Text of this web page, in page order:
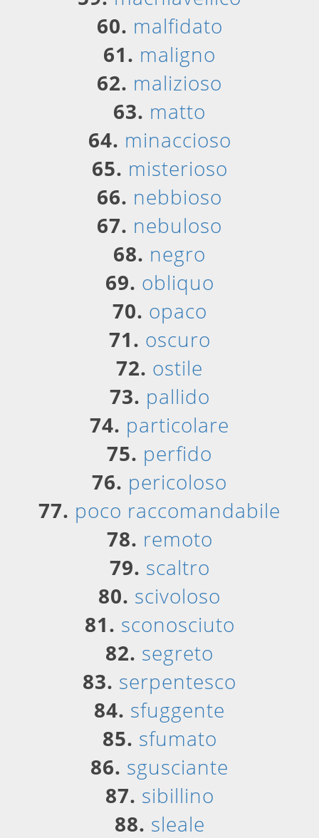
60. malfidato
61. maligno
62. malizioso
63. matto
64. minaccioso
65. misterioso
66. nebbioso
67. nebuloso
68. negro
69. obliquo
70. opaco
71. oscuro
72. ostile
73. pallido
74. particolare
75. perfido
76. pericoloso
77. poco raccomandabile
78. remoto
79. scaltro
80. scivoloso
81. sconosciuto
82. segreto
83. serpentesco
84. sfuggente
85. sfumato
86. sgusciante
87. sibillino
88. sleale